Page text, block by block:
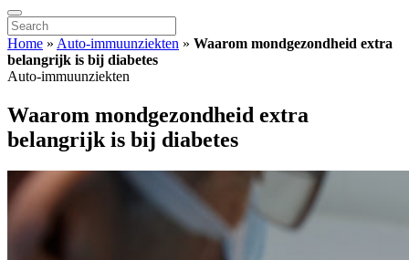
Home » Auto-immuunziekten » Waarom mondgezondheid extra
belangrijk is bij diabetes
Auto-immuunziekten
Waarom mondgezondheid extra
belangrijk is bij diabetes